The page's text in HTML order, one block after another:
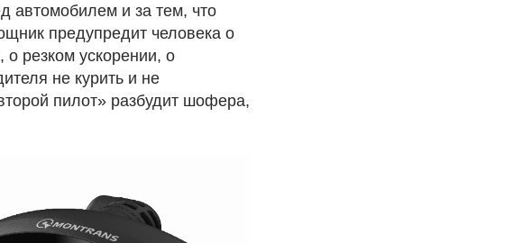
автомобилем и за тем, что
предупредит человека о
резком ускорении, о
не курить и не
пилот» разбудит шофера,